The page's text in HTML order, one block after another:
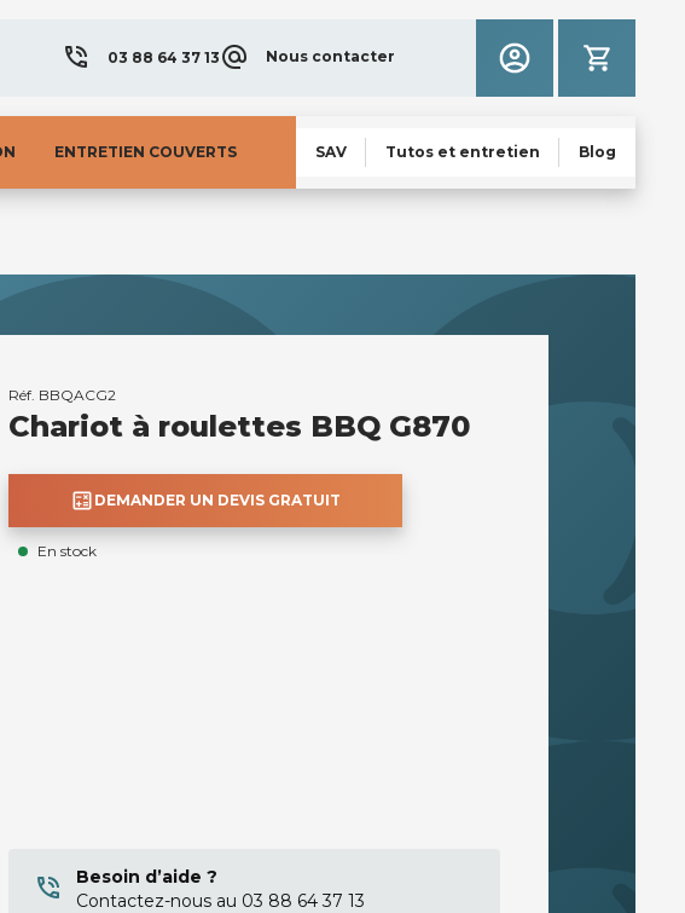
03 88 64 37 13 Nous contacter
ENTRETIEN COUVERTS SAV Tutos et entretien Blog
Réf. BBQACG2
Chariot à roulettes BBQ G870
calculate DEMANDER UN DEVIS GRATUIT
En stock
Besoin d’aide ?
Contactez-nous au 03 88 64 37 13